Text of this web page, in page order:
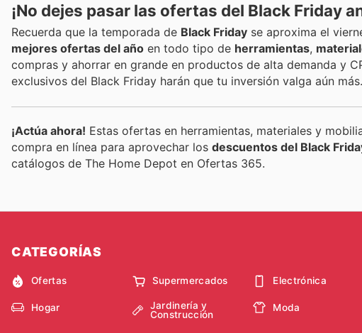
¡No dejes pasar las ofertas del Black Friday
Recuerda que la temporada de Black Friday se aproxima el
mejores ofertas del año en todo tipo de herramientas,
compras y ahorrar en grande en productos de alta demanda y
exclusivos del Black Friday harán que tu inversión valga aún más.
¡Actúa ahora! Estas ofertas en herramientas, materiales y
compra en línea para aprovechar los descuentos del Black
catálogos de The Home Depot en Ofertas 365.
CATEGORÍAS
Ofertas Supermercados Electrónica
Hogar
Jardinería y
Construcción
Moda